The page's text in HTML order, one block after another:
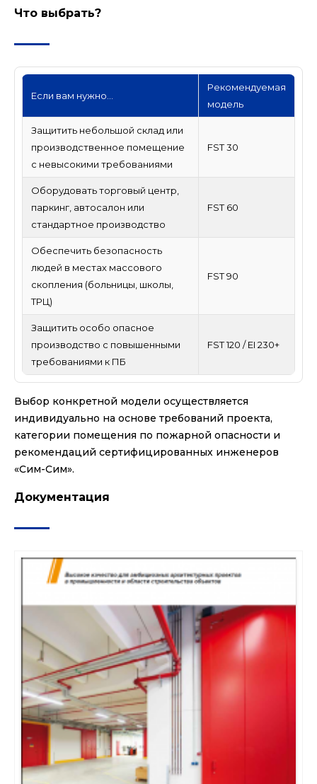
Что выбрать?
Если вам нужно...
Рекомендуемая
модель
Защитить небольшой склад или
производственное помещение
с невысокими требованиями
FST 30
Оборудовать торговый центр,
паркинг, автосалон или
стандартное производство
FST 60
Обеспечить безопасность
людей в местах массового
скопления (больницы, школы,
ТРЦ)
FST 90
Защитить особо опасное
производство с повышенными
требованиями к ПБ
FST 120 / EI 230+
Выбор конкретной модели осуществляется
индивидуально на основе требований проекта,
категории помещения по пожарной опасности и
рекомендаций сертифицированных инженеров
«Сим-Сим».
Документация